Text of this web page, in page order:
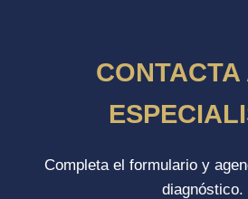
CONTACTA
Completa el formulario y
diagnóstico.